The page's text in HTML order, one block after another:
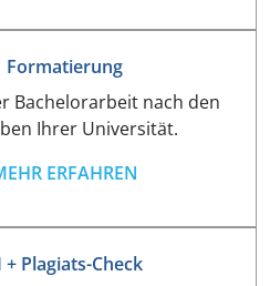
Formatierung
Bachelorarbeit nach den
Ihrer Universität.
ERFAHREN
+ Plagiats-Check